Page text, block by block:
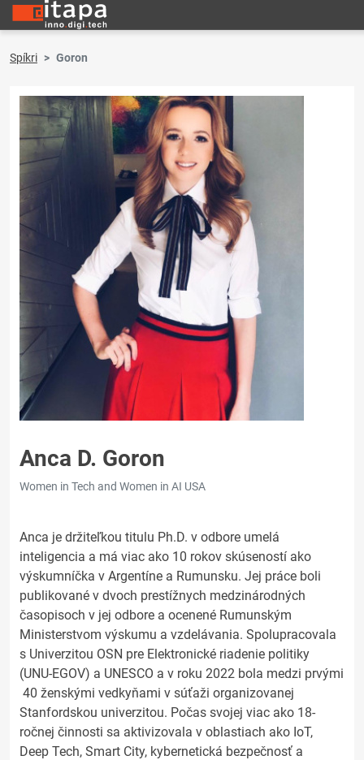
Spíkri Goron
Anca D. Goron
Women in Tech and Women in AI USA
Anca je držiteľkou titulu Ph.D. v odbore umelá
inteligencia a má viac ako 10 rokov skúseností ako
výskumníčka v Argentíne a Rumunsku. Jej práce boli
publikované v dvoch prestížnych medzinárodných
časopisoch v jej odbore a ocenené Rumunským
Ministerstvom výskumu a vzdelávania. Spolupracovala
s Univerzitou OSN pre Elektronické riadenie politiky
(UNU-EGOV) a UNESCO a v roku 2022 bola medzi prvými
40 ženskými vedkyňami v súťaži organizovanej
Stanfordskou univerzitou. Počas svojej viac ako 18-
ročnej činnosti sa aktivizovala v oblastiach ako IoT,
Deep Tech, Smart City, kybernetická bezpečnosť a